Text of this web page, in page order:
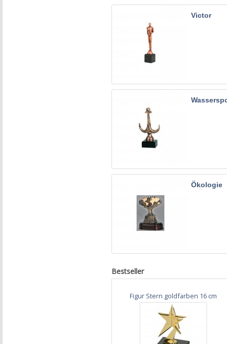
Victor
Ökologie
Bestseller
Figur Stern goldfarben 16 cm